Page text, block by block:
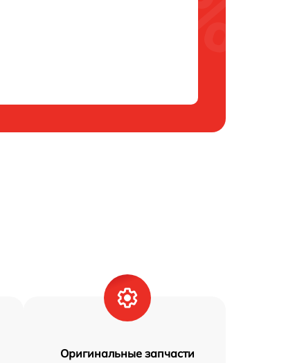
Оригинальные запчасти